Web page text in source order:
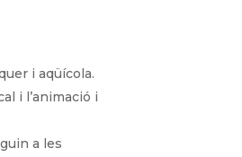
i aqüícola.
i l’animació i
a les